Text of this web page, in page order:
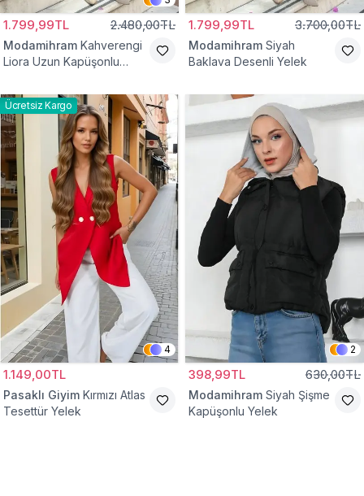
1.799,99TL 2.480,00TL
Modamihram Kahverengi
Liora Uzun Kapüşonlu
1.799,99TL 3.700,00TL
Modamihram Siyah
Baklava Desenli Yelek
Ücretsiz Kargo
4
1.149,00TL
Pasaklı Giyim Kırmızı Atlas
Tesettür Yelek
2
398,99TL 630,00TL
Modamihram Siyah Şişme
Kapüşonlu Yelek